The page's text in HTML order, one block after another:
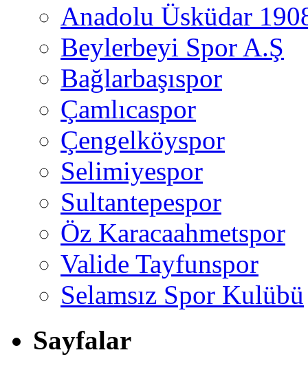
Anadolu Üsküdar
Beylerbeyi Spor A.Ş
Bağlarbaşıspor
Çamlıcaspor
Çengelköyspor
Selimiyespor
Sultantepespor
Öz Karacaahmetspor
Valide Tayfunspor
Selamsız Spor Kulübü
Sayfalar